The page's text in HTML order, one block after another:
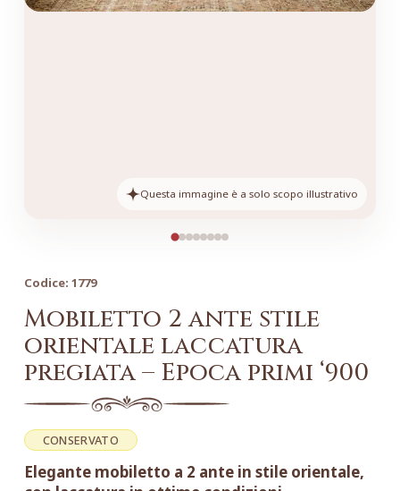
Questa immagine è a solo scopo illustrativo
Codice: 1779
Mobiletto 2 ante stile
orientale laccatura
pregiata – Epoca primi ‘900
CONSERVATO
Elegante mobiletto a 2 ante in stile orientale,